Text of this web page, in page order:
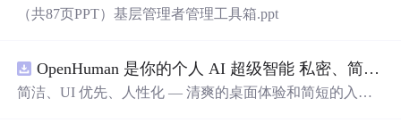
（共87页PPT）基层管理者管理工具箱.ppt
OpenHuman 是你的个人 AI 超级智能 私密、简洁、极其强大
简洁、UI 优先、人性化 — 清爽的桌面体验和简短的入门